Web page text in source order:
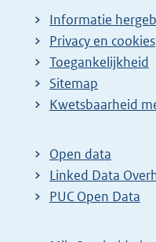
Informatie
Privacy en cookies
Toegankelijkheid
Sitemap
E
t
e
r
Kwetsbaarheid
Open data
Linked Data
PUC Open Data